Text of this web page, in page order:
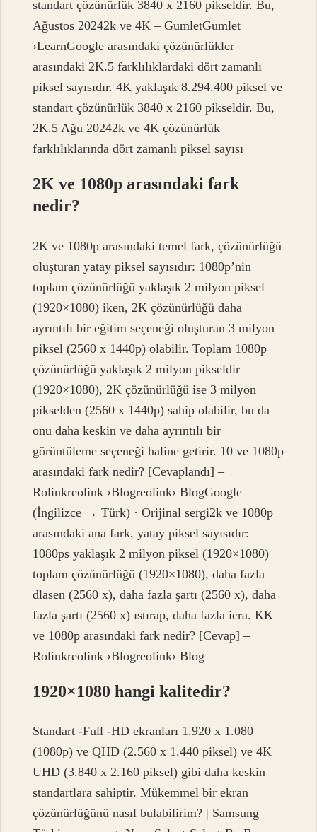
standart çözünürlük 3840 x 2160 pikseldir. Bu,
Ağustos 20242k ve 4K – GumletGumlet
›LearnGoogle arasındaki çözünürlükler
arasındaki 2K.5 farklılıklardaki dört zamanlı
piksel sayısıdır. 4K yaklaşık 8.294.400 piksel ve
standart çözünürlük 3840 x 2160 pikseldir. Bu,
2K.5 Ağu 20242k ve 4K çözünürlük
farklılıklarında dört zamanlı piksel sayısı
2K ve 1080p arasındaki fark
nedir?
2K ve 1080p arasındaki temel fark, çözünürlüğü
oluşturan yatay piksel sayısıdır: 1080p’nin
toplam çözünürlüğü yaklaşık 2 milyon piksel
(1920×1080) iken, 2K çözünürlüğü daha
ayrıntılı bir eğitim seçeneği oluşturan 3 milyon
piksel (2560 x 1440p) olabilir. Toplam 1080p
çözünürlüğü yaklaşık 2 milyon pikseldir
(1920×1080), 2K çözünürlüğü ise 3 milyon
pikselden (2560 x 1440p) sahip olabilir, bu da
onu daha keskin ve daha ayrıntılı bir
görüntüleme seçeneği haline getirir. 10 ve 1080p
arasındaki fark nedir? [Cevaplandı] –
Rolinkreolink ›Blogreolink› BlogGoogle
(İngilizce → Türk) · Orijinal sergi2k ve 1080p
arasındaki ana fark, yatay piksel sayısıdır:
1080ps yaklaşık 2 milyon piksel (1920×1080)
toplam çözünürlüğü (1920×1080), daha fazla
dlasen (2560 x), daha fazla şartı (2560 x), daha
fazla şartı (2560 x) ıstırap, daha fazla icra. KK
ve 1080p arasındaki fark nedir? [Cevap] –
Rolinkreolink ›Blogreolink› Blog
1920×1080 hangi kalitedir?
Standart -Full -HD ekranları 1.920 x 1.080
(1080p) ve QHD (2.560 x 1.440 piksel) ve 4K
UHD (3.840 x 2.160 piksel) gibi daha keskin
standartlara sahiptir. Mükemmel bir ekran
çözünürlüğünü nasıl bulabilirim? | Samsung